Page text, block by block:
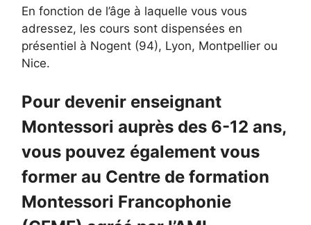
En fonction de l’âge à laquelle vous vous
adressez, les cours sont dispensées en
présentiel à Nogent (94), Lyon, Montpellier ou
Nice.
Pour devenir enseignant
Montessori auprès des 6-12 ans,
vous pouvez également vous
former au Centre de formation
Montessori Francophonie